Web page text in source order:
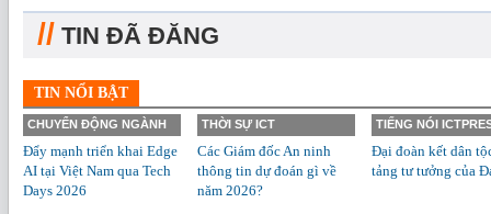
// TIN ĐÃ ĐĂNG
TIN NỔI BẬT
CHUYỂN ĐỘNG NGÀNH
Đẩy mạnh triển khai Edge
AI tại Việt Nam qua Tech
Days 2026
THỜI SỰ ICT
Các Giám đốc An ninh
thông tin dự đoán gì về
năm 2026?
TIẾNG NÓI
Đại đoàn kết dân
tảng tư tưởng của